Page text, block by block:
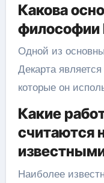
Какова
философии
Одной из
Декарта
которые он
Какие
считаются
Наиболее